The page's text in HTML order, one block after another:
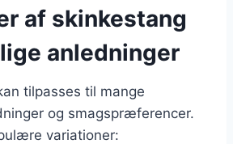
af skinkestang
anledninger
tilpasses til mange
og smagspræferencer.
variationer: